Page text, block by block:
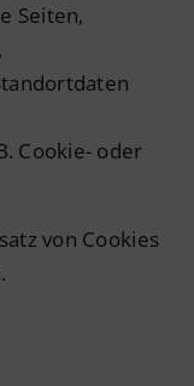
Seiten,
Cookie- oder
von Cookies